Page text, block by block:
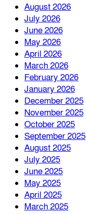
August 2026
July 2026
June 2026
May 2026
April 2026
March 2026
February 2026
January 2026
December 2025
November 2025
October 2025
September 2025
August 2025
July 2025
June 2025
May 2025
April 2025
March 2025